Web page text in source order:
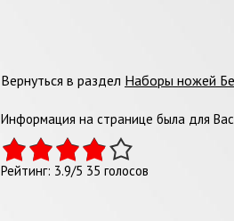
Вернуться в раздел Наборы ножей
Информация на странице была для
Рейтинг: 3.9/5 35 голосов